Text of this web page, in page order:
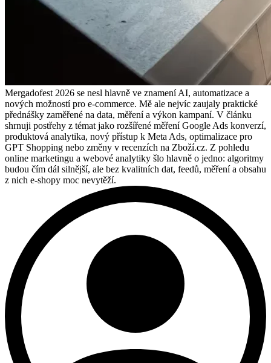
Mergadofest 2026 se nesl hlavně ve znamení AI, automatizace a
nových možností pro e-commerce. Mě ale nejvíc zaujaly praktické
přednášky zaměřené na data, měření a výkon kampaní. V článku
shrnuji postřehy z témat jako rozšířené měření Google Ads konverzí,
produktová analytika, nový přístup k Meta Ads, optimalizace pro
GPT Shopping nebo změny v recenzích na Zboží.cz. Z pohledu
online marketingu a webové analytiky šlo hlavně o jedno: algoritmy
budou čím dál silnější, ale bez kvalitních dat, feedů, měření a obsahu
z nich e-shopy moc nevytěží.